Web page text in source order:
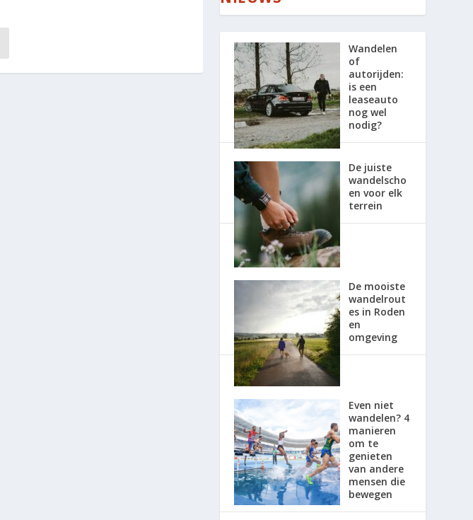
Wandelen
of
autorijden:
is een
leaseauto
nog wel
nodig?
De juiste
wandelscho
en voor elk
terrein
De mooiste
wandelrout
es in Roden
en
omgeving
Even niet
wandelen? 4
manieren
om te
genieten
van andere
mensen die
bewegen